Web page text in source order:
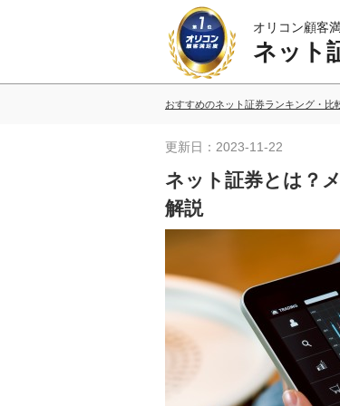
オリコン顧客
ネット
おすすめのネット証券ランキング・比
更新日：2023-11-22
ネット証券とは？
解説